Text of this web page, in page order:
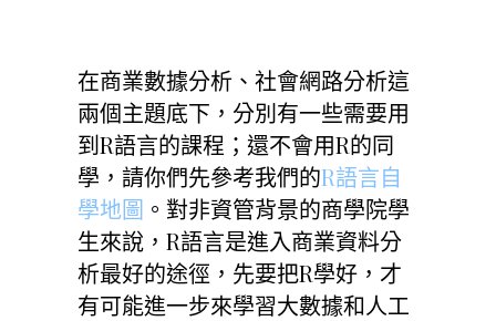
在商業數據分析、社會網路分析這
兩個主題底下，分別有一些需要用
到R語言的課程；還不會用R的同
學，請你們先參考我們的R語言自
學地圖 。對非資管背景的商學院學
生來說，R語言是進入商業資料分
析最好的途徑，先要把R學好，才
有可能進一步來學習大數據和人工